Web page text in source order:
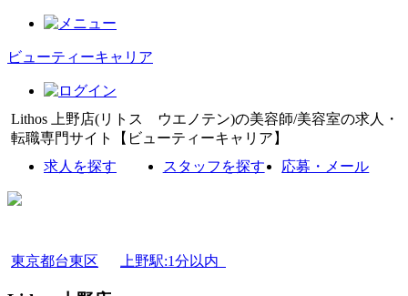
ビューティーキャリア
Lithos 上野店(リトス ウエノテン)の美容師/美容室の求人・
転職専門サイト【ビューティーキャリア】
求人を探す
スタッフを探す 応募・メール
東京都台東区 上野駅:1分以内